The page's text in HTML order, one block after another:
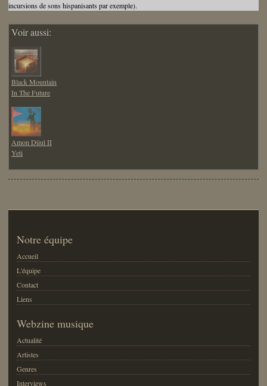
incursions de sons hispanisants par exemple).
Voir aussi:
Black Mountain
In The Future
Amon Düul II
Yeti
Notre équipe
Accueil
L'équipe
Contact
Liens
Webzine musique
Actualité
Artistes
Genres
Interviews